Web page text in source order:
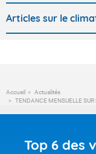
Articles sur le
Accueil
Actualités
TENDANCE MENSUELLE
Top 6 des